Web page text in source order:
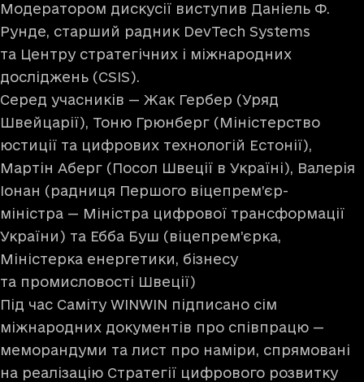
Модератором дискусії виступив Даніель Ф.
Рунде, старший радник DevTech Systems
та Центру стратегічних і міжнародних
досліджень (CSIS).
Серед учасників — Жак Гербер (Уряд
Швейцарії), Тоню Грюнберг (Міністерство
юстиції та цифрових технологій Естонії),
Мартін Аберг (Посол Швеції в Україні), Валерія
Іонан (радниця Першого віцепрем’єр-
міністра — Міністра цифрової трансформації
України) та Ебба Буш (віцепрем’єрка,
Міністерка енергетики, бізнесу
та промисловості Швеції)
Під час Саміту WINWIN підписано сім
міжнародних документів про співпрацю —
меморандуми та лист про наміри, спрямовані
на реалізацію Стратегії цифрового розвитку